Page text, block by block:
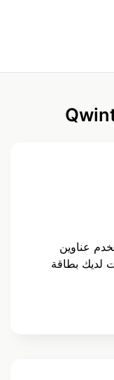
عناوين
لديك بطاقة